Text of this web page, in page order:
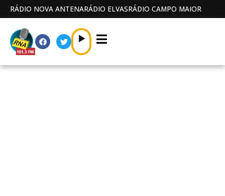
RÁDIO NOVA ANTENARÁDIO ELVASRÁDIO CAMPO MAIOR